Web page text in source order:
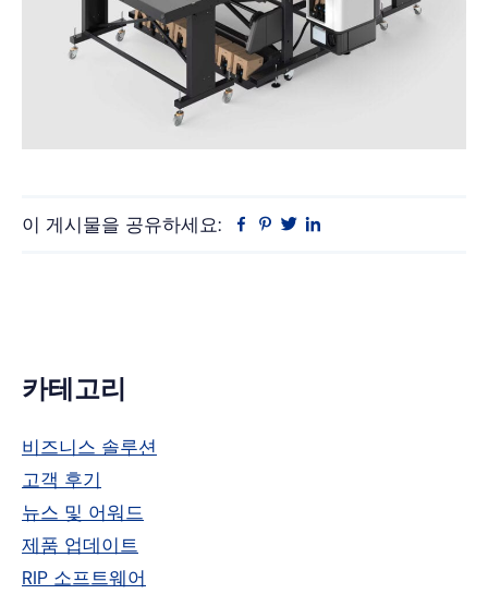
이 게시물을 공유하세요: Facebook
Pinterest
트
기
본
사
이
드
카테고리
비즈니스 솔루션
고객 후기
뉴스 및 어워드
제품 업데이트
RIP 소프트웨어